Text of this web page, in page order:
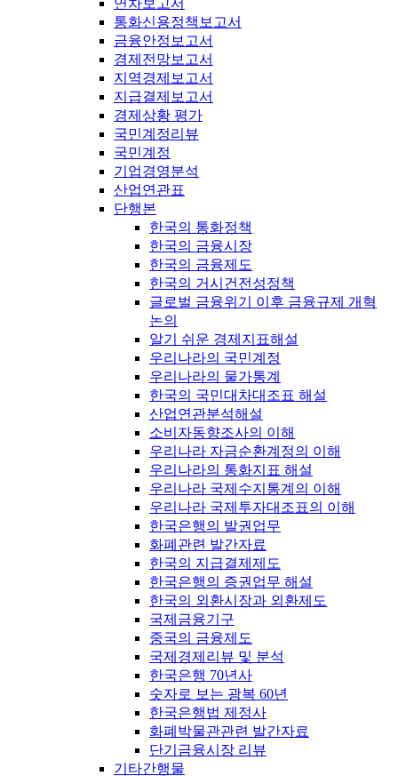
연차보고서
통화신용정책보고서
금융안정보고서
경제전망보고서
지역경제보고서
지급결제보고서
경제상황 평가
국민계정리뷰
국민계정
기업경영분석
산업연관표
단행본
한국의 통화정책
한국의 금융시장
한국의 금융제도
한국의 거시건전성정책
글로벌 금융위기 이후 금융규제 개혁
논의
알기 쉬운 경제지표해설
우리나라의 국민계정
우리나라의 물가통계
한국의 국민대차대조표 해설
산업연관분석해설
소비자동향조사의 이해
우리나라 자금순환계정의 이해
우리나라의 통화지표 해설
우리나라 국제수지통계의 이해
우리나라 국제투자대조표의 이해
한국은행의 발권업무
화폐관련 발간자료
한국의 지급결제제도
한국은행의 증권업무 해설
한국의 외환시장과 외환제도
국제금융기구
중국의 금융제도
국제경제리뷰 및 분석
한국은행 70년사
숫자로 보는 광복 60년
한국은행법 제정사
화폐박물관관련 발간자료
단기금융시장 리뷰
기타간행물